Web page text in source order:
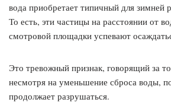
вода приобретает типичный для зимней
То есть, эти частицы на расстоянии от
смотровой площадки успевают
Это тревожный признак, говорящий за
несмотря на уменьшение сброса воды,
продолжает разрушаться.